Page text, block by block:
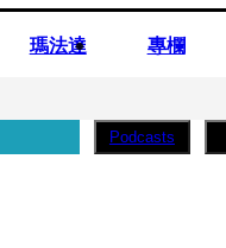
瑪法達 專欄
Podcasts